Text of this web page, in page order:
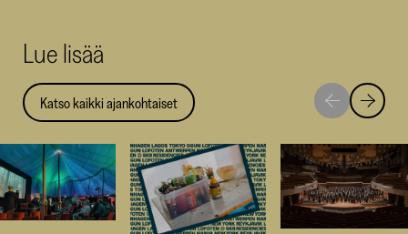
Lue lisää
Katso kaikki ajankohtaiset
Siirry
seuraavaan
Siirry